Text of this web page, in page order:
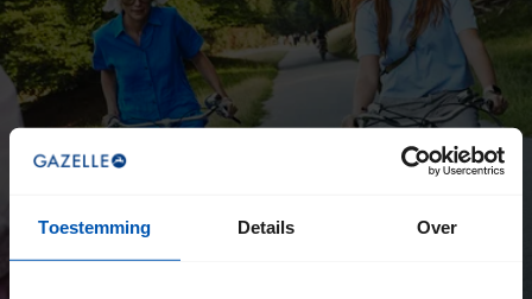
Toestemming Details Over